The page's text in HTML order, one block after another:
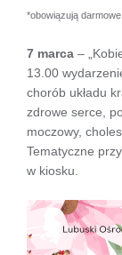
*obowiązują
7 marca –
13.00
chorób układu
zdrowe serce,
moczowy,
Tematyczne
w kiosku.